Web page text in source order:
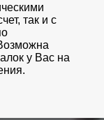
так и с
у Вас на